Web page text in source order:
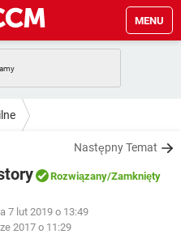
MENU
WHATSAPP
FACEBOOK
TIKTOK
FACEBOOK
TIKTOK
NETFLIX
TIKTOK
Następny Temat
Rozwiązany/Zamknięty
7 lut 2019 o 13:49
2017 o 11:29